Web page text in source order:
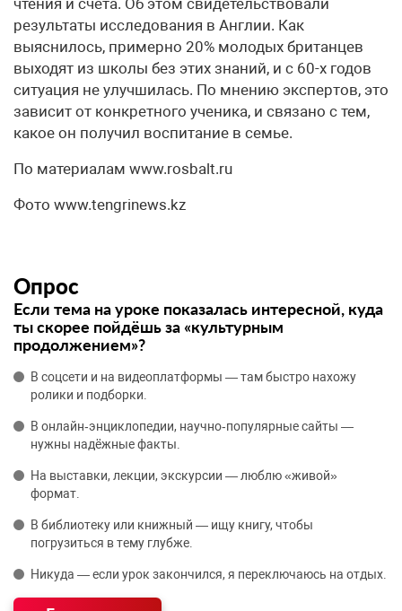
результаты исследования в Англии. Как
выяснилось, примерно 20% молодых британцев
выходят из школы без этих знаний, и с 60-х годов
ситуация не улучшилась. По мнению экспертов, это
зависит от конкретного ученика, и связано с тем,
какое он получил воспитание в семье.
По материалам www.rosbalt.ru
Фото www.tengrinews.kz
Опрос
Если тема на уроке показалась интересной, куда
ты скорее пойдёшь за «культурным
продолжением»?
В соцсети и на видеоплатформы — там быстро нахожу
ролики и подборки.
В онлайн‑энциклопедии, научно‑популярные сайты —
нужны надёжные факты.
На выставки, лекции, экскурсии — люблю «живой»
формат.
В библиотеку или книжный — ищу книгу, чтобы
погрузиться в тему глубже.
Никуда — если урок закончился, я переключаюсь на отдых.